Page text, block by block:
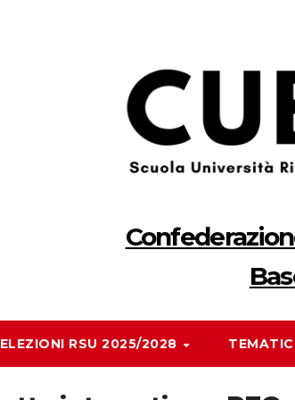
ELEZIONI RSU 2025/2028